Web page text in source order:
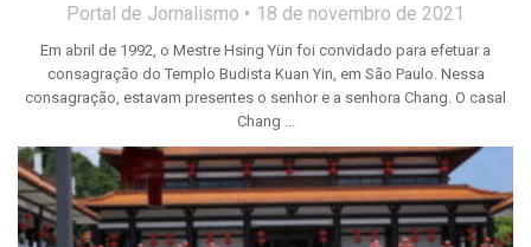
Portal de Jornalismo 18 de novembro de 2021
Em abril de 1992, o Mestre Hsing Yün foi convidado para efetuar a
consagração do Templo Budista Kuan Yin, em São Paulo. Nessa
consagração, estavam presentes o senhor e a senhora Chang. O casal
Chang ...